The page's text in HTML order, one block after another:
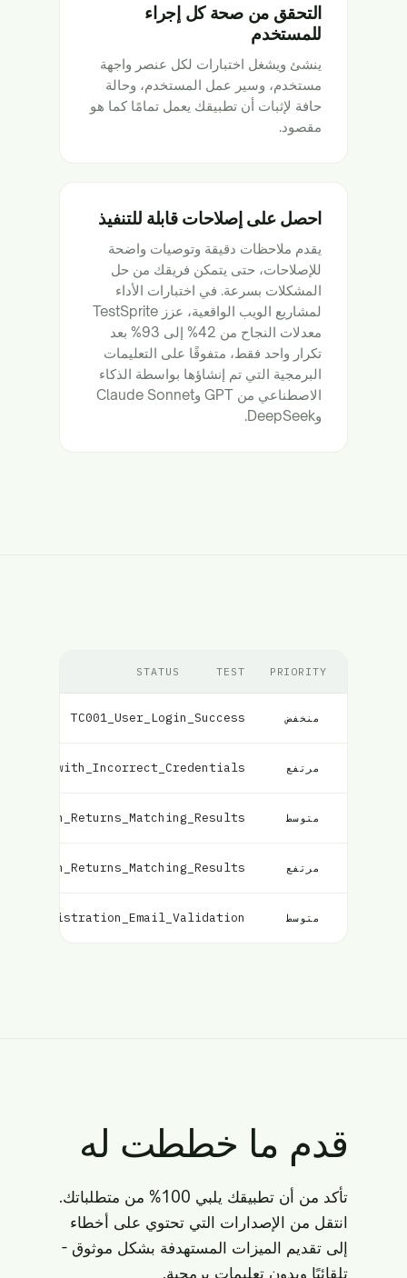
التحقق من صحة كل إجراء
للمستخدم
ينشئ ويشغل اختبارات لكل عنصر واجهة
مستخدم، وسير عمل المستخدم، وحالة
حافة لإثبات أن تطبيقك يعمل تمامًا كما هو
مقصود.
احصل على إصلاحات قابلة للتنفيذ
يقدم ملاحظات دقيقة وتوصيات واضحة
للإصلاحات، حتى يتمكن فريقك من حل
المشكلات بسرعة. في اختبارات الأداء
لمشاريع الويب الواقعية، عزز TestSprite
معدلات النجاح من 42% إلى 93% بعد
تكرار واحد فقط، متفوقًا على التعليمات
البرمجية التي تم إنشاؤها بواسطة الذكاء
الاصطناعي من GPT وClaude Sonnet
وDeepSeek.
PRIORITY
TEST
STATUS
منخفض TC001_User_Login_Success
مرتفع
متوسط
مرتفع
متوسط
قدم ما خططت له
تأكد من أن تطبيقك يلبي 100% من متطلباتك.
انتقل من الإصدارات التي تحتوي على أخطاء
إلى تقديم الميزات المستهدفة بشكل موثوق -
تلقائيًا وبدون تعليمات برمجية.